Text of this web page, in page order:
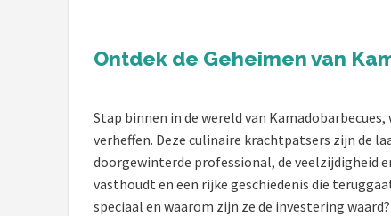
Ontdek de Geheimen van
Stap binnen in de wereld van
verheffen. Deze culinaire krachtpatsers zijn de
doorgewinterde professional, de veelzijdigheid
vasthoudt en een rijke geschiedenis die
speciaal en waarom zijn ze de investering